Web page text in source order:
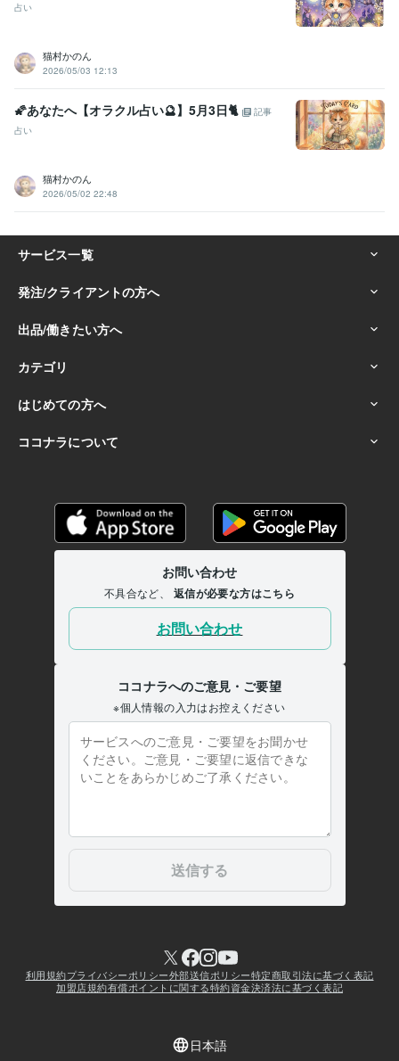
占い
猫村かのん
2026/05/03 12:13
🌠あなたへ【オラクル占い🔮】5月3日🐈
記事
占い
猫村かのん
2026/05/02 22:48